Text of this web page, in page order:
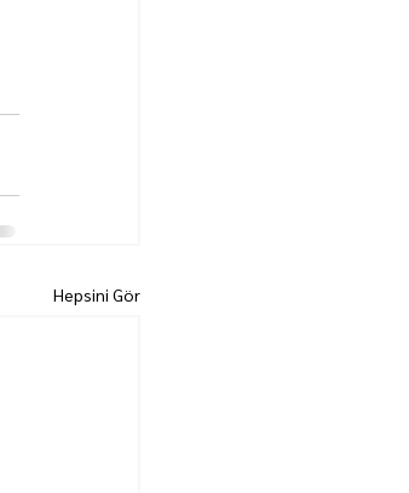
Hepsini Gör